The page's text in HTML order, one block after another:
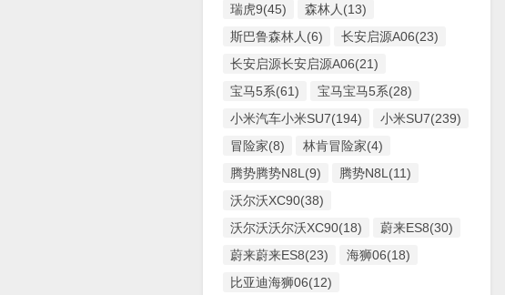
瑞虎9(45)
森林人(13)
斯巴鲁森林人(6)
长安启源A06(23)
长安启源长安启源A06(21)
宝马5系(61)
宝马宝马5系(28)
小米汽车小米SU7(194)
小米SU7(239)
冒险家(8)
林肯冒险家(4)
腾势腾势N8L(9)
腾势N8L(11)
沃尔沃XC90(38)
沃尔沃沃尔沃XC90(18)
蔚来ES8(30)
蔚来蔚来ES8(23)
海狮06(18)
比亚迪海狮06(12)